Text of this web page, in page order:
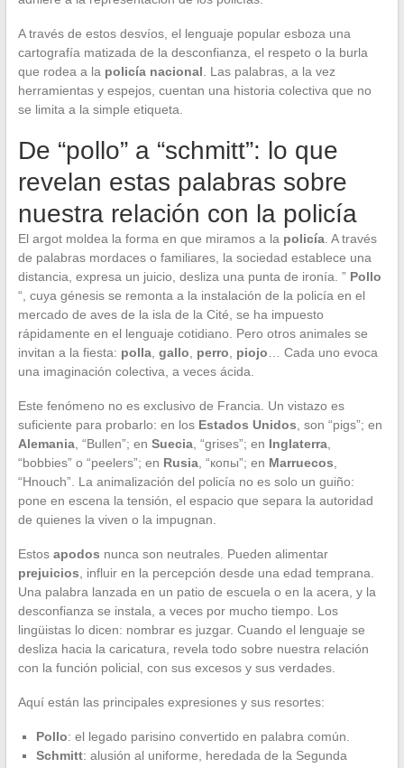
A través de estos desvíos, el lenguaje popular esboza una
cartografía matizada de la desconfianza, el respeto o la burla
que rodea a la policía nacional . Las palabras, a la vez
herramientas y espejos, cuentan una historia colectiva que no
se limita a la simple etiqueta.
De “pollo” a “schmitt”: lo que
revelan estas palabras sobre
nuestra relación con la policía
El argot moldea la forma en que miramos a la policía. A través
de palabras mordaces o familiares, la sociedad establece una
distancia, expresa un juicio, desliza una punta de ironía. ” Pollo
“, cuya génesis se remonta a la instalación de la policía en el
mercado de aves de la isla de la Cité, se ha impuesto
rápidamente en el lenguaje cotidiano. Pero otros animales se
invitan a la fiesta: polla, gallo perro piojo … Cada uno evoca
una imaginación colectiva, a veces ácida.
Este fenómeno no es exclusivo de Francia. Un vistazo es
suficiente para probarlo: en los Estados Unidos , son “pigs”; en
Alemania, “Bullen”; en Suecia, “grises”; en Inglaterra,
“bobbies” o “peelers”; en Rusia, “копы”; en Marruecos
“Hnouch”. La animalización del policía no es solo un guiño:
pone en escena la tensión, el espacio que separa la autoridad
de quienes la viven o la impugnan.
Estos apodos nunca son neutrales. Pueden alimentar
prejuicios , influir en la percepción desde una edad temprana.
Una palabra lanzada en un patio de escuela o en la acera, y la
desconfianza se instala, a veces por mucho tiempo. Los
lingüistas lo dicen: nombrar es juzgar. Cuando el lenguaje se
desliza hacia la caricatura, revela todo sobre nuestra relación
con la función policial, con sus excesos y sus verdades.
Aquí están las principales expresiones y sus resortes:
Pollo: el legado parisino convertido en palabra común.
Schmitt: alusión al uniforme, heredada de la Segunda